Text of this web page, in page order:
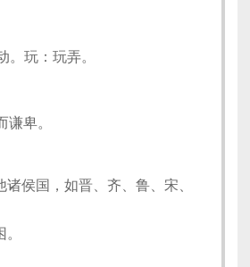
。玩：玩弄。
谦卑。
侯国，如晋、齐、鲁、宋、